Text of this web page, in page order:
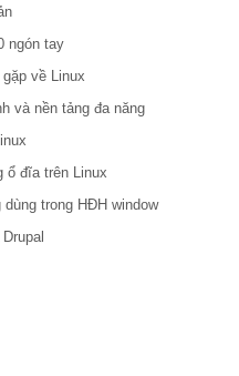
ngón tay
về Linux
và nền tảng đa năng
ổ đĩa trên Linux
trong HĐH window